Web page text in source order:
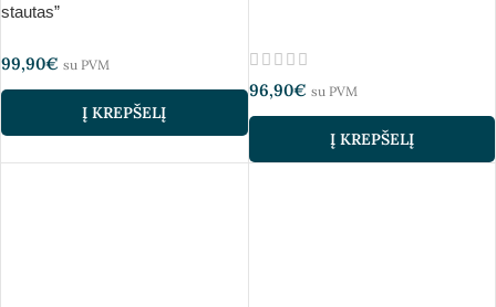
stautas”
99,90€ su PVM
Į KREPŠELĮ
96,90€ su PVM
Į KREPŠELĮ